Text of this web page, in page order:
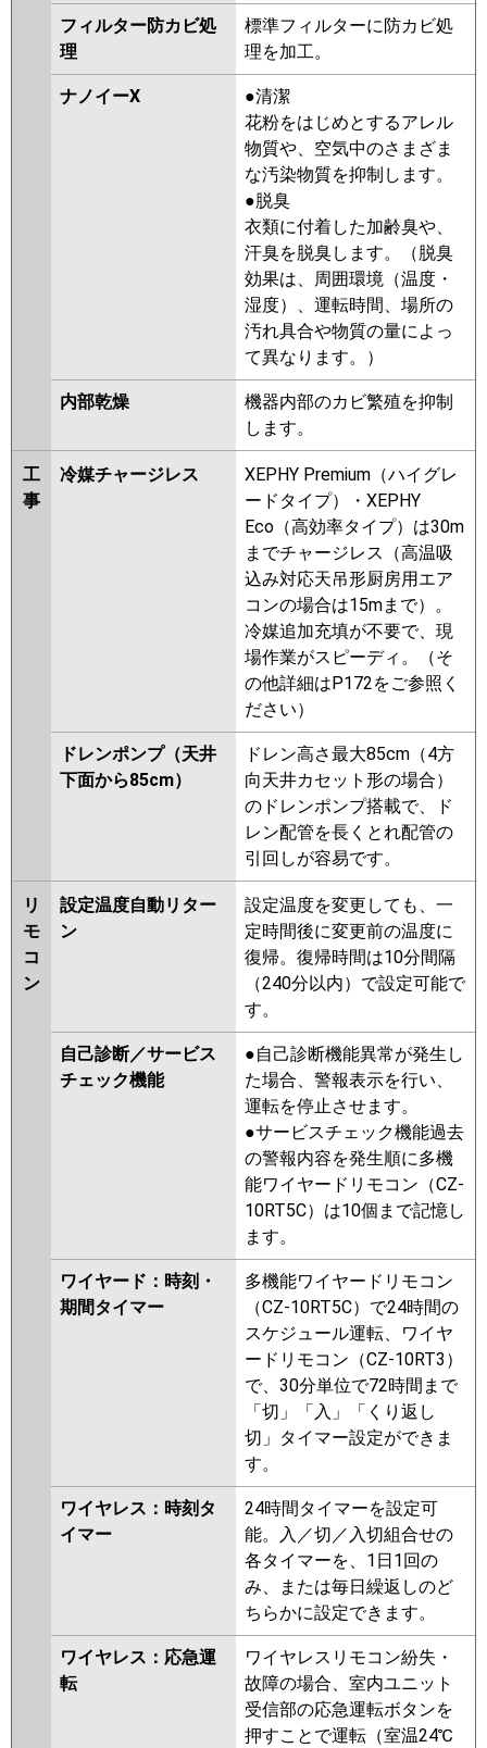
フィルター防カビ処
理
標準フィルターに防カビ処
理を加工。
ナノイーX
●清潔
花粉をはじめとするアレル
物質や、空気中のさまざま
な汚染物質を抑制します。
●脱臭
衣類に付着した加齢臭や、
汗臭を脱臭します。（脱臭
効果は、周囲環境（温度・
湿度）、運転時間、場所の
汚れ具合や物質の量によっ
て異なります。）
内部乾燥
機器内部のカビ繁殖を抑制
します。
工
事
冷媒チャージレス
XEPHY Premium（ハイグレ
ードタイプ）・XEPHY
Eco（高効率タイプ）は30m
までチャージレス（高温吸
込み対応天吊形厨房用エア
コンの場合は15mまで）。
冷媒追加充填が不要で、現
場作業がスピーディ。（そ
の他詳細はP172をご参照く
ださい）
ドレンポンプ（天井
下面から85cm）
ドレン高さ最大85cm（4方
向天井カセット形の場合）
のドレンポンプ搭載で、ド
レン配管を長くとれ配管の
引回しが容易です。
リ
モ
コ
ン
設定温度自動リター
ン
設定温度を変更しても、一
定時間後に変更前の温度に
復帰。復帰時間は10分間隔
（240分以内）で設定可能で
す。
自己診断／サービス
チェック機能
●自己診断機能異常が発生し
た場合、警報表示を行い、
運転を停止させます。
●サービスチェック機能過去
の警報内容を発生順に多機
能ワイヤードリモコン（CZ-
10RT5C）は10個まで記憶し
ます。
ワイヤード：時刻・
期間タイマー
多機能ワイヤードリモコン
（CZ-10RT5C）で24時間の
スケジュール運転、ワイヤ
ードリモコン（CZ-10RT3）
で、30分単位で72時間まで
「切」「入」「くり返し
切」タイマー設定ができま
す。
ワイヤレス：時刻タ
イマー
24時間タイマーを設定可
能。入／切／入切組合せの
各タイマーを、1日1回の
み、または毎日繰返しのど
ちらかに設定できます。
ワイヤレス：応急運
転
ワイヤレスリモコン紛失・
故障の場合、室内ユニット
受信部の応急運転ボタンを
押すことで運転（室温24℃